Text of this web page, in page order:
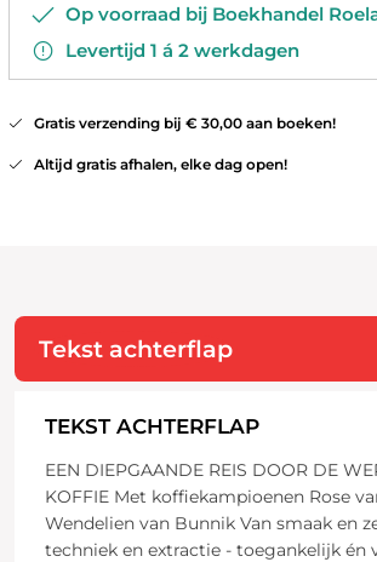
Op voorraad bij Boekhandel
Levertijd 1 á 2 werkdagen
Gratis verzending bij € 30,00 aan boeken!
Altijd gratis afhalen, elke dag open!
Tekst achterflap
TEKST ACHTERFLAP
EEN DIEPGAANDE REIS DOOR DE
KOFFIE Met koffiekampioenen Rose
Wendelien van Bunnik Van smaak en
techniek en extractie - toegankelijk én